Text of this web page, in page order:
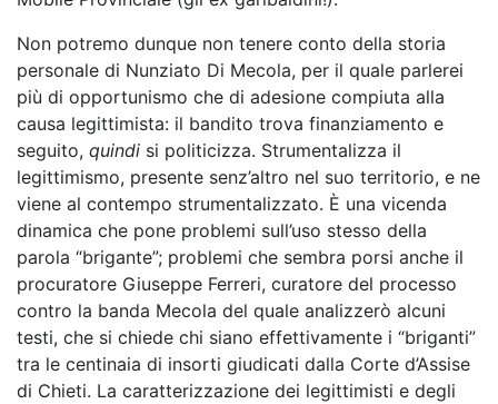
Non potremo dunque non tenere conto della storia
personale di Nunziato Di Mecola, per il quale parlerei
più di opportunismo che di adesione compiuta alla
causa legittimista: il bandito trova finanziamento e
seguito, quindi si politicizza. Strumentalizza il
legittimismo, presente senz’altro nel suo territorio, e ne
viene al contempo strumentalizzato. È una vicenda
dinamica che pone problemi sull’uso stesso della
parola “brigante”; problemi che sembra porsi anche il
procuratore Giuseppe Ferreri, curatore del processo
contro la banda Mecola del quale analizzerò alcuni
testi, che si chiede chi siano effettivamente i “briganti”
tra le centinaia di insorti giudicati dalla Corte d’Assise
di Chieti. La caratterizzazione dei legittimisti e degli